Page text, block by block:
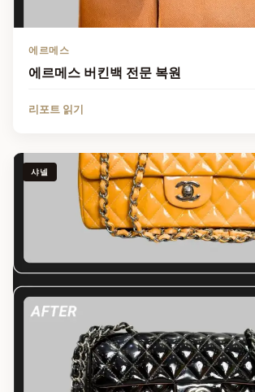
에르메스
에르메스 버킨백 전문 복원
리포트 읽기
샤넬